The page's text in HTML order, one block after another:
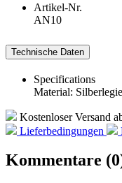
Artikel-Nr.
AN10
Technische Daten
Specifications
Material:
Kostenloser Versand
Lieferbedingungen
Kommentare